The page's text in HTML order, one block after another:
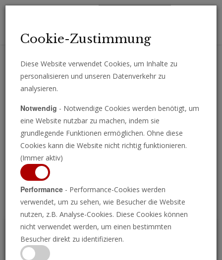
Erhalten Sie wichtige Analysen, Kommentare und Nachrichten
Programm ansehen
Cookie-Zustimmung
Diese Website verwendet Cookies, um Inhalte zu
personalisieren und unseren Datenverkehr zu
analysieren.
Notwendig - Notwendige Cookies werden benötigt, um
eine Website nutzbar zu machen, indem sie
grundlegende Funktionen ermöglichen. Ohne diese
Cookies kann die Website nicht richtig funktionieren.
(Immer aktiv)
Performance - Performance-Cookies werden
verwendet, um zu sehen, wie Besucher die Website
nutzen, z.B. Analyse-Cookies. Diese Cookies können
nicht verwendet werden, um einen bestimmten
Besucher direkt zu identifizieren.